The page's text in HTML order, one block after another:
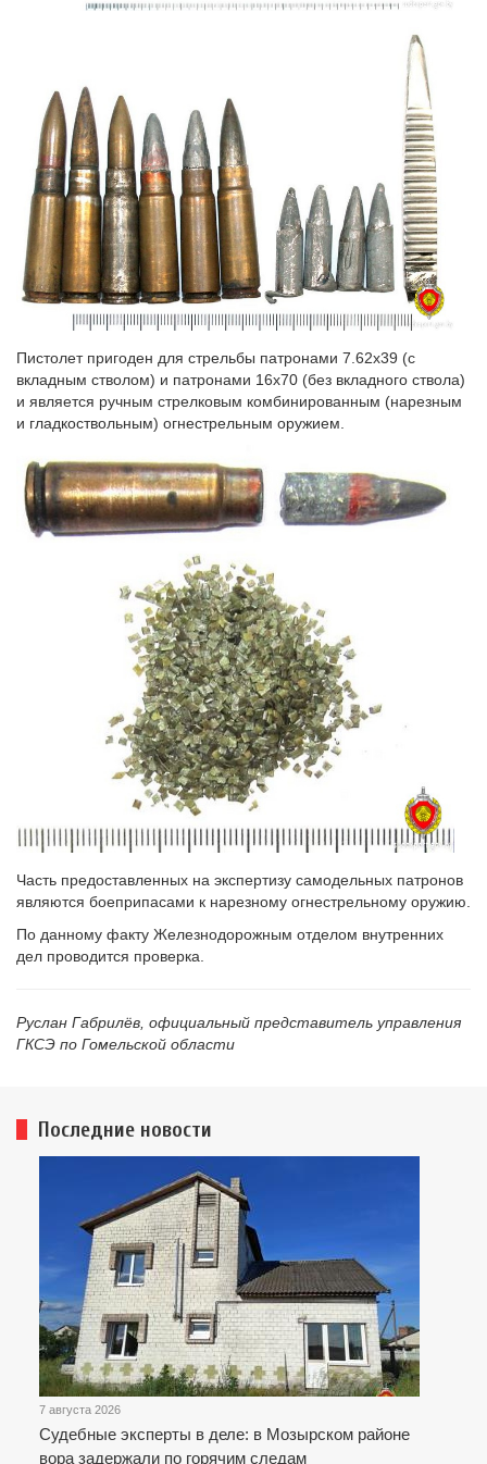
Пистолет пригоден для стрельбы патронами 7.62х39 (с
вкладным стволом) и патронами 16х70 (без вкладного ствола)
и является ручным стрелковым комбинированным (нарезным
и гладкоствольным) огнестрельным оружием.
Часть предоставленных на экспертизу самодельных патронов
являются боеприпасами к нарезному огнестрельному оружию.
По данному факту Железнодорожным отделом внутренних
дел проводится проверка.
Руслан Габрилёв, официальный представитель управления
ГКСЭ по Гомельской области
Последние новости
7 августа 2026
Судебные эксперты в деле: в Мозырском районе
вора задержали по горячим следам